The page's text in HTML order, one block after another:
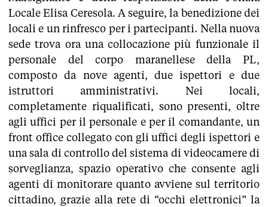
Locale Elisa Ceresola. A seguire, la benedizione dei
locali e un rinfresco per i partecipanti. Nella nuova
sede trova ora una collocazione più funzionale il
personale del corpo maranellese della PL,
composto da nove agenti, due ispettori e due
istruttori amministrativi. Nei locali,
completamente riqualificati, sono presenti, oltre
agli uffici per il personale e per il comandante, un
front office collegato con gli uffici degli ispettori e
una sala di controllo del sistema di videocamere di
sorveglianza, spazio operativo che consente agli
agenti di monitorare quanto avviene sul territorio
cittadino, grazie alla rete di “occhi elettronici” la